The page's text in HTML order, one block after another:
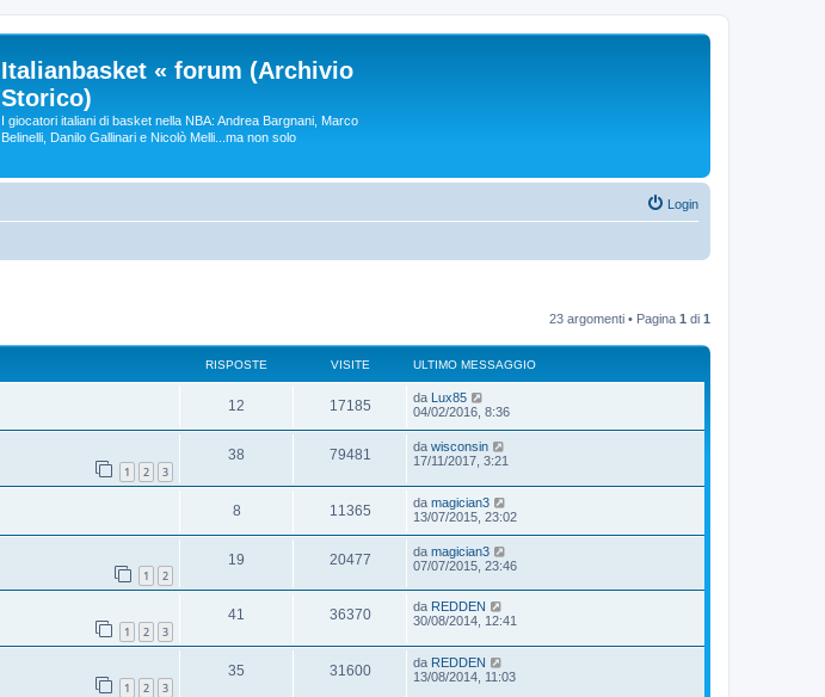
Italianbasket « forum (Archivio
Storico)
I giocatori italiani di basket nella NBA: Andrea Bargnani, Marco
Belinelli, Danilo Gallinari e Nicolò Melli...ma non solo
Login
23 argomenti • Pagina 1 di 1
RISPOSTE VISITE ULTIMO MESSAGGIO
12 17185 da Lux85
04/02/2016, 8:36
1 2 3
38 79481 da wisconsin
17/11/2017, 3:21
8 11365 da magician3
13/07/2015, 23:02
1 2
19 20477 da magician3
07/07/2015, 23:46
1 2 3
41 36370 da REDDEN
30/08/2014, 12:41
1 2 3
35 31600 da REDDEN
13/08/2014, 11:03